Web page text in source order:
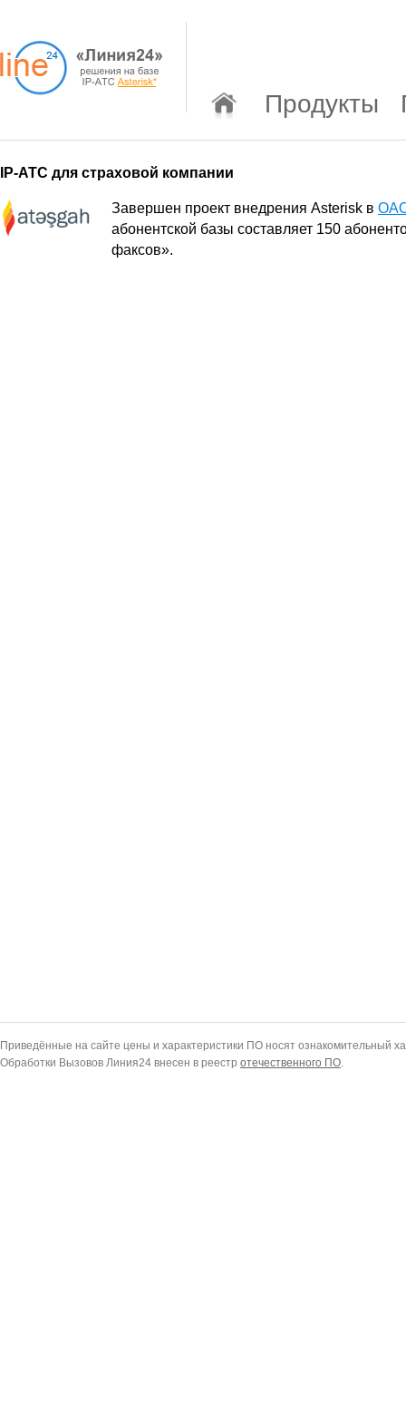
Продукты
IP-АТС для страховой компании
Завершен проект внедрения Asterisk в
абонентской базы составляет 150
факсов».
Приведённые на сайте цены и характеристики ПО носят ознакомительный
Обработки Вызовов Линия24 внесен в реестр отечественного ПО.